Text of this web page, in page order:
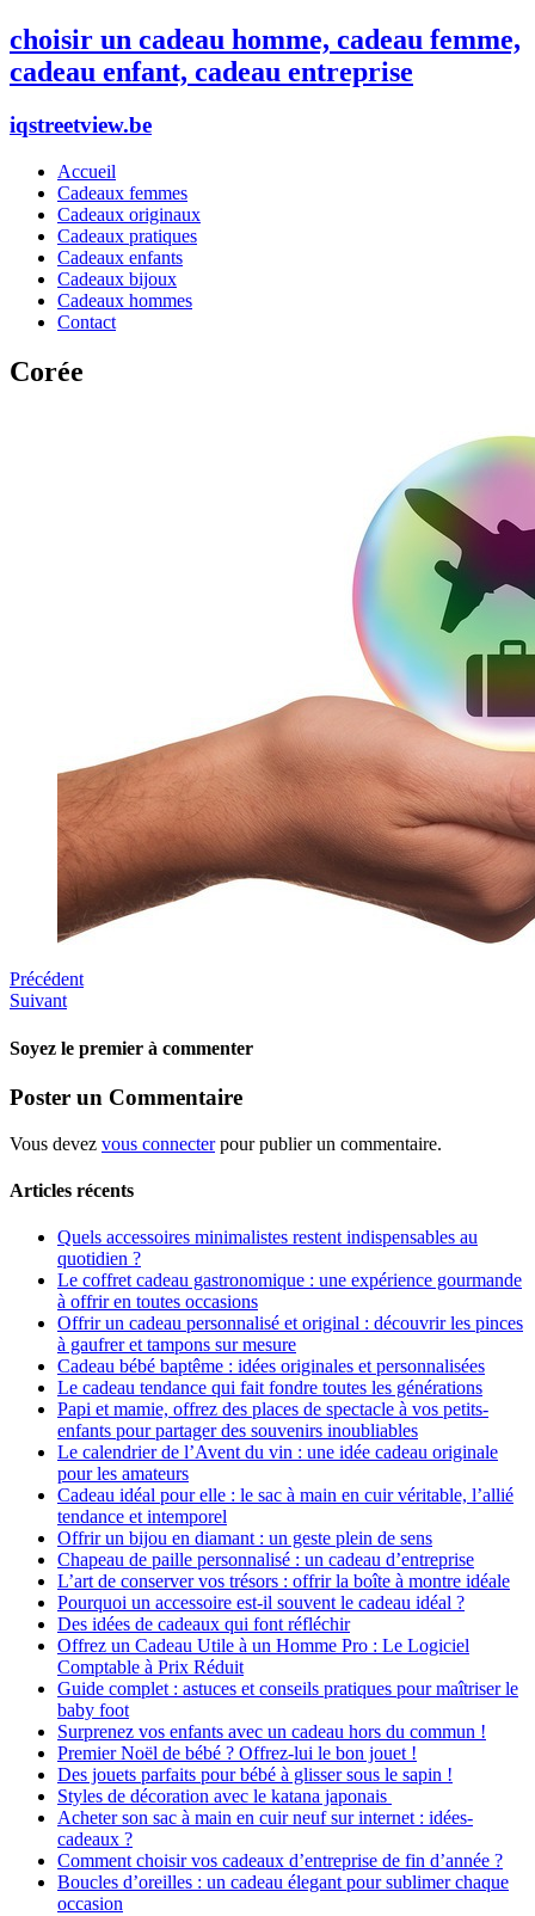
choisir un cadeau homme, cadeau femme,
cadeau enfant, cadeau entreprise
iqstreetview.be
Accueil
Cadeaux femmes
Cadeaux originaux
Cadeaux pratiques
Cadeaux enfants
Cadeaux bijoux
Cadeaux hommes
Contact
Corée
Précédent
Suivant
Soyez le premier à commenter
Poster un Commentaire
Vous devez vous connecterpour publier un commentaire.
Articles récents
Quels accessoires minimalistes restent indispensables au
quotidien ?
Le coffret cadeau gastronomique : une expérience gourmande
à offrir en toutes occasions
Offrir un cadeau personnalisé et original : découvrir les pinces
à gaufrer et tampons sur mesure
Cadeau bébé baptême : idées originales et personnalisées
Le cadeau tendance qui fait fondre toutes les générations
Papi et mamie, offrez des places de spectacle à vos petits-
enfants pour partager des souvenirs inoubliables
Le calendrier de l’Avent du vin : une idée cadeau originale
pour les amateurs
Cadeau idéal pour elle : le sac à main en cuir véritable, l’allié
tendance et intemporel
Offrir un bijou en diamant : un geste plein de sens
Chapeau de paille personnalisé : un cadeau d’entreprise
L’art de conserver vos trésors : offrir la boîte à montre idéale
Pourquoi un accessoire est-il souvent le cadeau idéal ?
Des idées de cadeaux qui font réfléchir
Offrez un Cadeau Utile à un Homme Pro : Le Logiciel
Comptable à Prix Réduit
Guide complet : astuces et conseils pratiques pour maîtriser le
baby foot
Surprenez vos enfants avec un cadeau hors du commun !
Premier Noël de bébé ? Offrez-lui le bon jouet !
Des jouets parfaits pour bébé à glisser sous le sapin !
Styles de décoration avec le katana japonais
Acheter son sac à main en cuir neuf sur internet : idées-
cadeaux ?
Comment choisir vos cadeaux d’entreprise de fin d’année ?
Boucles d’oreilles : un cadeau élegant pour sublimer chaque
occasion